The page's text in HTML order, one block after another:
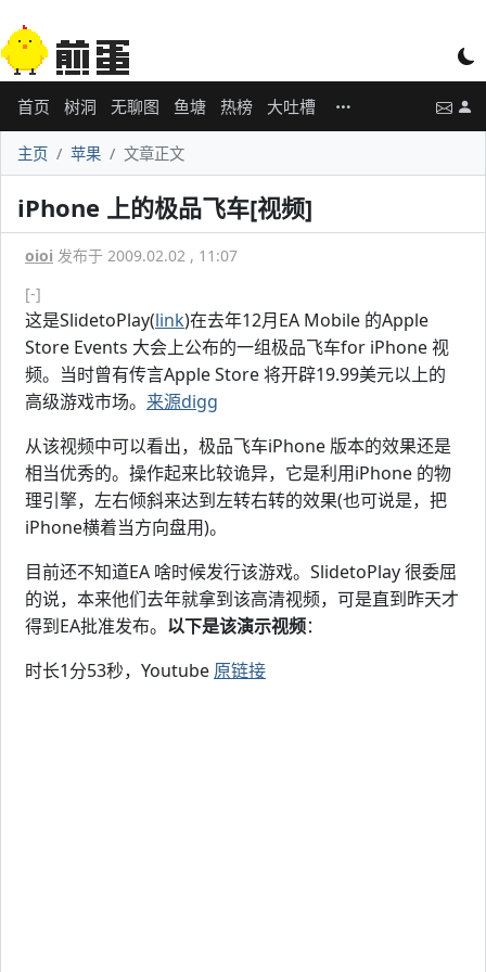
首页 树洞 无聊图 鱼塘 热榜 大吐槽
主页 苹果 文章正文
iPhone 上的极品飞车[视频]
oioi 发布于 2009.02.02 , 11:07
[-]
这是SlidetoPlay(link)在去年12月EA Mobile 的Apple
Store Events 大会上公布的一组极品飞车for iPhone 视
频。当时曾有传言Apple Store 将开辟19.99美元以上的
高级游戏市场。 来源digg
从该视频中可以看出，极品飞车iPhone 版本的效果还是
相当优秀的。操作起来比较诡异，它是利用iPhone 的物
理引擎，左右倾斜来达到左转右转的效果(也可说是，把
iPhone横着当方向盘用)。
目前还不知道EA 啥时候发行该游戏。SlidetoPlay 很委屈
的说，本来他们去年就拿到该高清视频，可是直到昨天才
得到EA批准发布。 以下是该演示视频：
时长1分53秒，Youtube 原链接